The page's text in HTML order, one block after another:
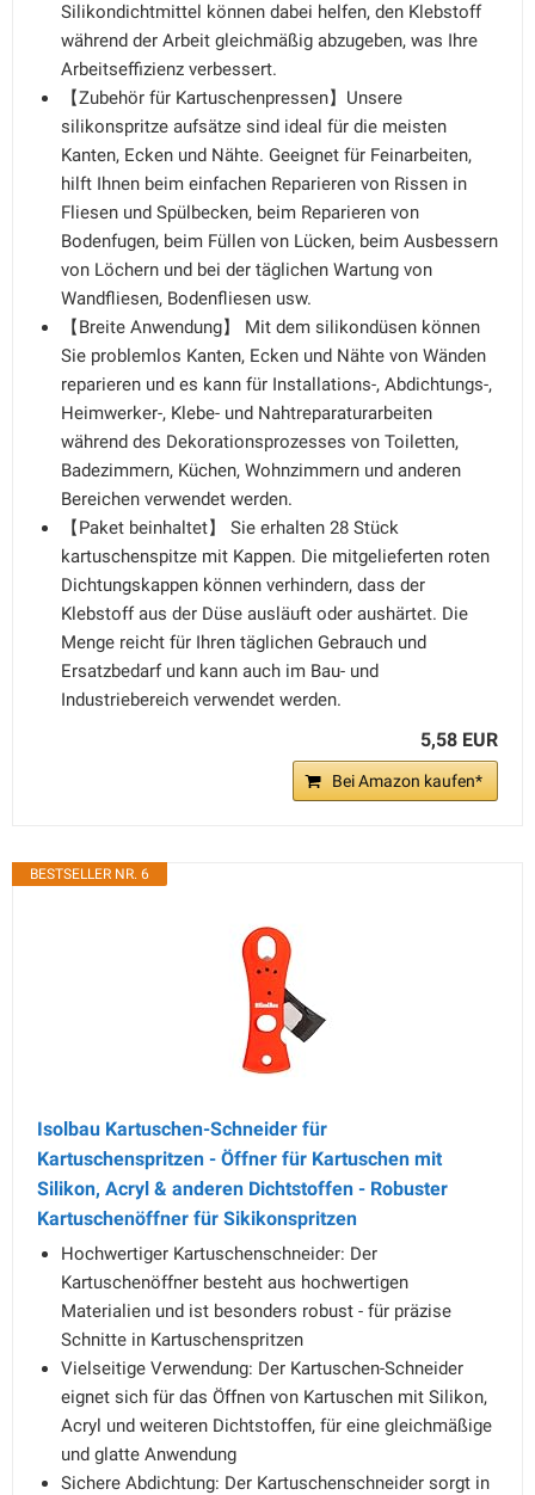
Silikondichtmittel können dabei helfen, den Klebstoff
während der Arbeit gleichmäßig abzugeben, was Ihre
Arbeitseffizienz verbessert.
【Zubehör für Kartuschenpressen】Unsere
silikonspritze aufsätze sind ideal für die meisten
Kanten, Ecken und Nähte. Geeignet für Feinarbeiten,
hilft Ihnen beim einfachen Reparieren von Rissen in
Fliesen und Spülbecken, beim Reparieren von
Bodenfugen, beim Füllen von Lücken, beim Ausbessern
von Löchern und bei der täglichen Wartung von
Wandfliesen, Bodenfliesen usw.
【Breite Anwendung】 Mit dem silikondüsen können
Sie problemlos Kanten, Ecken und Nähte von Wänden
reparieren und es kann für Installations-, Abdichtungs-,
Heimwerker-, Klebe- und Nahtreparaturarbeiten
während des Dekorationsprozesses von Toiletten,
Badezimmern, Küchen, Wohnzimmern und anderen
Bereichen verwendet werden.
【Paket beinhaltet】 Sie erhalten 28 Stück
kartuschenspitze mit Kappen. Die mitgelieferten roten
Dichtungskappen können verhindern, dass der
Klebstoff aus der Düse ausläuft oder aushärtet. Die
Menge reicht für Ihren täglichen Gebrauch und
Ersatzbedarf und kann auch im Bau- und
Industriebereich verwendet werden.
5,58 EUR
Bei Amazon kaufen*
BESTSELLER NR. 6
Isolbau Kartuschen-Schneider für
Kartuschenspritzen - Öffner für Kartuschen mit
Silikon, Acryl & anderen Dichtstoffen - Robuster
Kartuschenöffner für Sikikonspritzen
Hochwertiger Kartuschenschneider: Der
Kartuschenöffner besteht aus hochwertigen
Materialien und ist besonders robust - für präzise
Schnitte in Kartuschenspritzen
Vielseitige Verwendung: Der Kartuschen-Schneider
eignet sich für das Öffnen von Kartuschen mit Silikon,
Acryl und weiteren Dichtstoffen, für eine gleichmäßige
und glatte Anwendung
Sichere Abdichtung: Der Kartuschenschneider sorgt in